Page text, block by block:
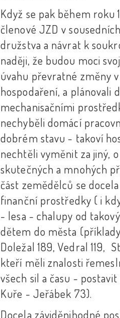
Když se pak během
členové JZD v
družstva a návrat k
naději, že budou moci
úvahu převratné změny
hospodaření, a plánovali
mechanisačními
nechyběli domácí
dobrém stavu - takoví
nechtěli vyměnit za jiný,
skutečných a mnohých
část zemědělců se
finanční prostředky ( i
- lesa - chalupy od
dětem do města
Doležal 189, Vedral 119,
kteří měli znalosti
všech sil a času -
Kuře - Jeřábek 73).
Docela záviděnihodné